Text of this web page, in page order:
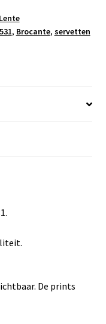
, Brocante, servetten
De prints